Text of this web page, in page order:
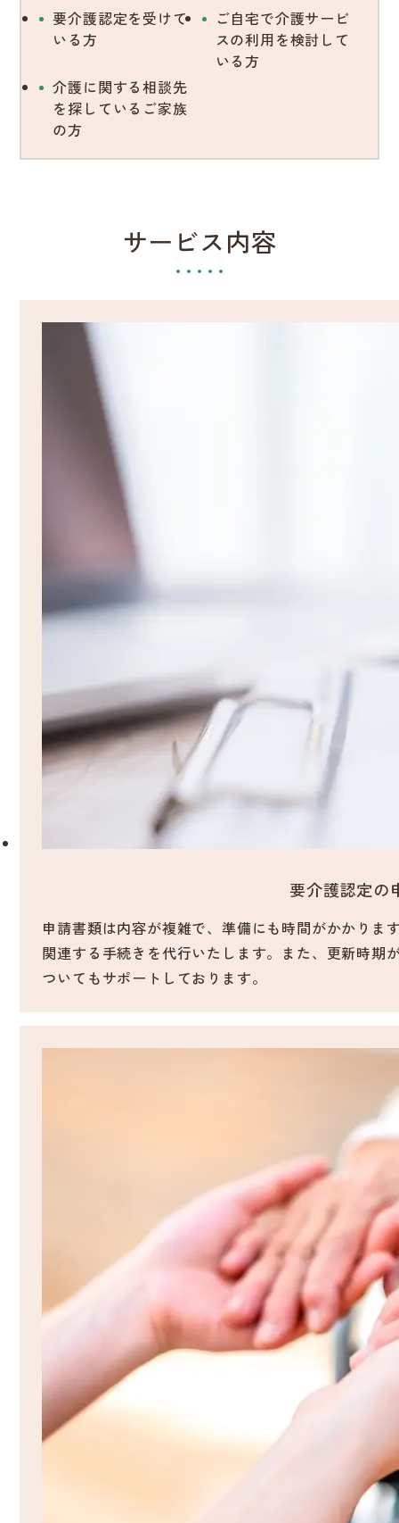
要介護認定を受けて
いる方
ご自宅で介護サービ
スの利用を検討して
いる方
介護に関する相談先
を探しているご家族
の方
サービス内容
要介護認定の
申請書類は内容が複雑で、準備にも時間がかかり
関連する手続きを代行いたします。また、更新時期
ついてもサポートしております。